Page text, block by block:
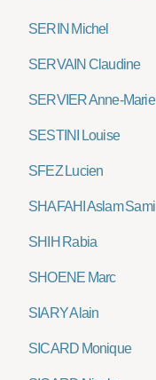
SERIN Michel
SERVAIN Claudine
SERVIER Anne-Marie
SESTINI Louise
SFEZ Lucien
SHAFAHI Aslam Sami
SHIH Rabia
SHOENE Marc
SIARY Alain
SICARD Monique